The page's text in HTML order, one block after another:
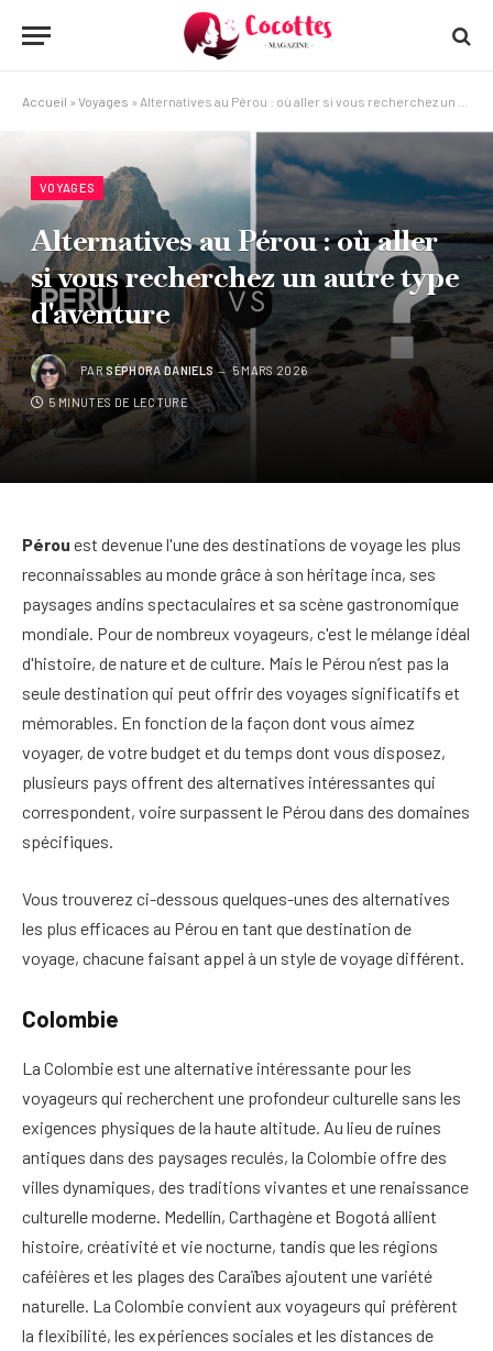
Accueil » Voyages » Alternatives au Pérou : où aller si vous recherchez un autre type d'aventure
VOYAGES
Alternatives au Pérou : où aller
si vous recherchez un autre type
d'aventure
PARSÉPHORA DANIELS 5 MARS 2026
5 MINUTES DE LECTURE
Pérou est devenue l'une des destinations de voyage les plus
reconnaissables au monde grâce à son héritage inca, ses
paysages andins spectaculaires et sa scène gastronomique
mondiale. Pour de nombreux voyageurs, c'est le mélange idéal
d'histoire, de nature et de culture. Mais le Pérou n’est pas la
seule destination qui peut offrir des voyages significatifs et
mémorables. En fonction de la façon dont vous aimez
voyager, de votre budget et du temps dont vous disposez,
plusieurs pays offrent des alternatives intéressantes qui
correspondent, voire surpassent le Pérou dans des domaines
spécifiques.
Vous trouverez ci-dessous quelques-unes des alternatives
les plus efficaces au Pérou en tant que destination de
voyage, chacune faisant appel à un style de voyage différent.
Colombie
La Colombie est une alternative intéressante pour les
voyageurs qui recherchent une profondeur culturelle sans les
exigences physiques de la haute altitude. Au lieu de ruines
antiques dans des paysages reculés, la Colombie offre des
villes dynamiques, des traditions vivantes et une renaissance
culturelle moderne. Medellín, Carthagène et Bogotá allient
histoire, créativité et vie nocturne, tandis que les régions
caféières et les plages des Caraïbes ajoutent une variété
naturelle. La Colombie convient aux voyageurs qui préfèrent
la flexibilité, les expériences sociales et les distances de